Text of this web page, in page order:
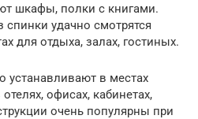
шкафы, полки с книгами.
удачно смотрятся
для отдыха, залах, гостиных.
устанавливают в местах
офисах, кабинетах,
очень популярны при